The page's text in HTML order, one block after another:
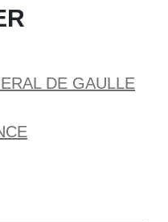
DE GAULLE